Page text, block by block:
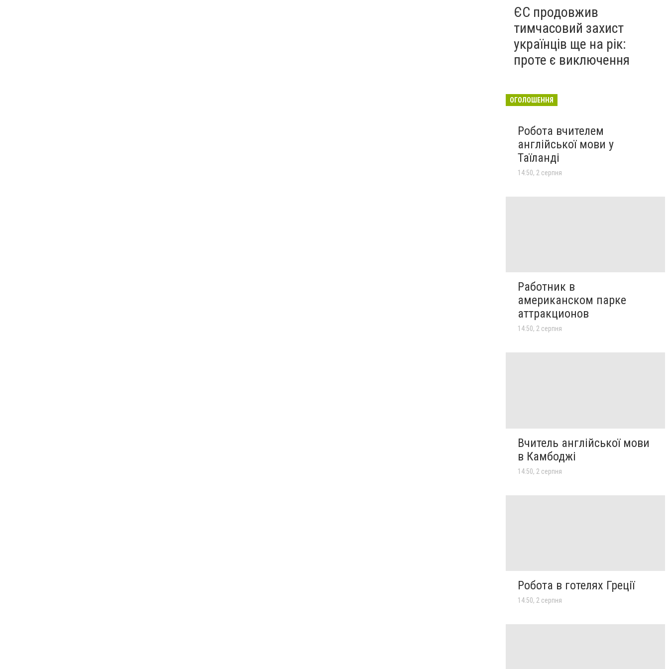
ЄС продовжив
тимчасовий захист
українців ще на рік:
проте є виключення
ОГОЛОШЕННЯ
Робота вчителем
англійської мови у
Таїланді
14:50, 2 серпня
Работник в
американском парке
аттракционов
14:50, 2 серпня
Вчитель англійської мови
в Камбоджі
14:50, 2 серпня
Робота в готелях Греції
14:50, 2 серпня